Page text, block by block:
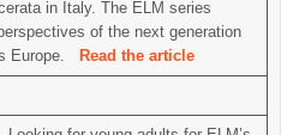
in Italy. The ELM series
of the next generation
Europe.
Read the article